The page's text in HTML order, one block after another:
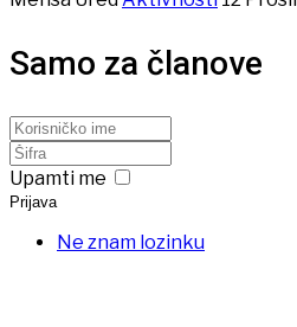
Samo za članove
Upamti me
Prijava
Ne znam lozinku